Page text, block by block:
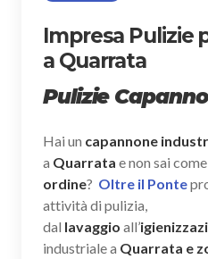
Impresa Pulizie
a Quarrata
Pulizie
Hai un capannone
a Quarrata e non sai
ordine? Oltre il Ponte
attività di pulizia,
dal lavaggio all’
industriale a Quarrata e